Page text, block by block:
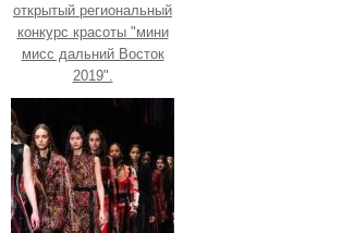
открытый региональный
конкурс красоты "мини
мисс дальний Восток
2019".